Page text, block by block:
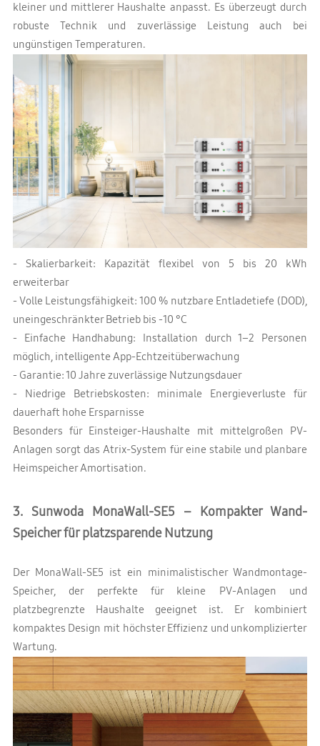
kleiner und mittlerer Haushalte anpasst. Es überzeugt durch
robuste Technik und zuverlässige Leistung auch bei
ungünstigen Temperaturen.
- Skalierbarkeit: Kapazität flexibel von 5 bis 20 kWh
erweiterbar
- Volle Leistungsfähigkeit: 100 % nutzbare Entladetiefe (DOD),
uneingeschränkter Betrieb bis -10 °C
- Einfache Handhabung: Installation durch 1–2 Personen
möglich, intelligente App-Echtzeitüberwachung
- Garantie: 10 Jahre zuverlässige Nutzungsdauer
- Niedrige Betriebskosten: minimale Energieverluste für
dauerhaft hohe Ersparnisse
Besonders für Einsteiger-Haushalte mit mittelgroßen PV-
Anlagen sorgt das Atrix-System für eine stabile und planbare
Heimspeicher Amortisation.
3. Sunwoda MonaWall-SE5 – Kompakter Wand-
Speicher für platzsparende Nutzung
Der MonaWall-SE5 ist ein minimalistischer Wandmontage-
Speicher, der perfekte für kleine PV-Anlagen und
platzbegrenzte Haushalte geeignet ist. Er kombiniert
kompaktes Design mit höchster Effizienz und unkomplizierter
Wartung.